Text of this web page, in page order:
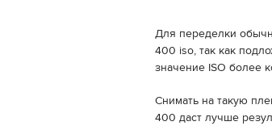
Для переделки
400 iso, так как
значение ISO более
Снимать на такую
400 даст лучше